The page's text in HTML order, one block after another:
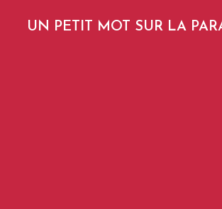
UN PETIT MOT SUR LA